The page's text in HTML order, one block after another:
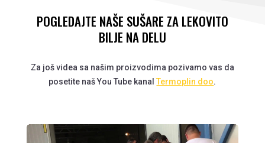
POGLEDAJTE NAŠE SUŠARE ZA LEKOVITO
BILJE NA DELU
Za još videa sa našim proizvodima pozivamo vas da
posetite naš You Tube kanalTermoplin doo.